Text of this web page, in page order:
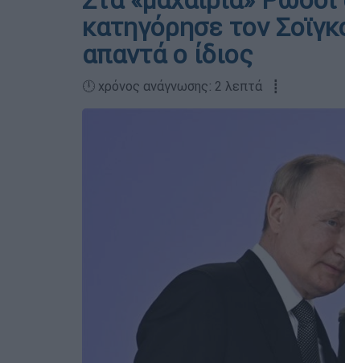
κατηγόρησε τον
απαντά ο ίδιος
🕛 χρόνος ανάγνωσης: 2 λεπτά ┋